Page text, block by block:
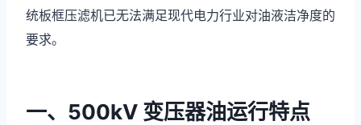
统板框压滤机已无法满足现代电力行业对油液洁净度的
要求。
一、500kV 变压器油运行特点